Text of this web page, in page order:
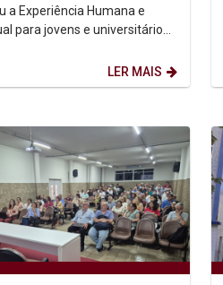
a Experiência Humana e
para jovens e universitários,
LER MAIS